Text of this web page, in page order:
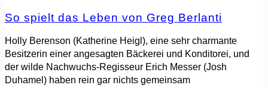
So spielt das Leben von Greg Berlanti
Holly Berenson (Katherine Heigl), eine sehr charmante
Besitzerin einer angesagten Bäckerei und Konditorei, und
der wilde Nachwuchs-Regisseur Erich Messer (Josh
Duhamel) haben rein gar nichts gemeinsam